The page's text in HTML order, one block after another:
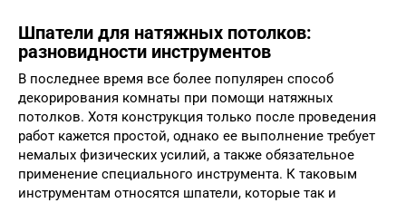
Шпатели для натяжных потолков:
разновидности инструментов
В последнее время все более популярен способ
декорирования комнаты при помощи натяжных
потолков. Хотя конструкция только после проведения
работ кажется простой, однако ее выполнение требует
немалых физических усилий, а также обязательное
применение специального инструмента. К таковым
инструментам относятся шпатели, которые так и